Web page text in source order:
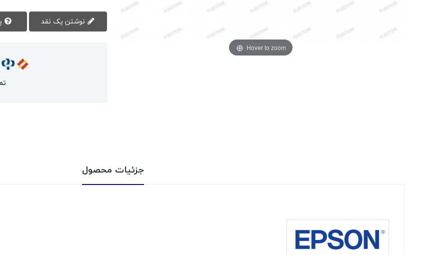
Hover to zoom
جزئیات محصول